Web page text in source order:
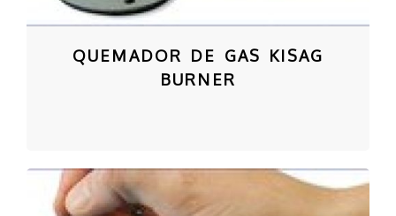
QUEMADOR DE GAS KISAG
BURNER